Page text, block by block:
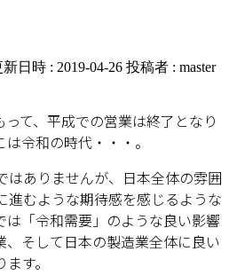
日時 : 2019-04-26 投稿者 : master
て、平成での営業は終了となり
令和の時代・・・。
はありませんが、日本全体の雰囲
進むような期待感を感じるような
は「令和需要」のような良い影響
、そして日本の製造業全体に良い
す。